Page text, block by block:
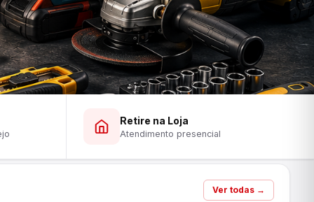
Retire na Loja
Atendimento presencial
Ver todas →